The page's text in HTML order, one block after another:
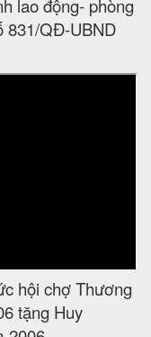
lao động- phòng
831/QĐ-UBND
hội chợ Thương
tặng Huy